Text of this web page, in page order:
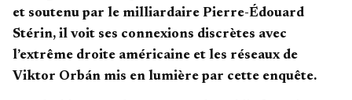
et soutenu par le milliardaire Pierre-Édouard
Stérin, il voit ses connexions discrètes avec
l’extrême droite américaine et les réseaux de
Viktor Orbán mis en lumière par cette enquête.